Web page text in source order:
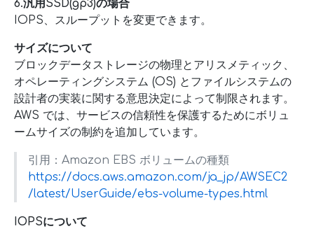
6.汎用SSD(gp3)の場合
IOPS、スループットを変更できます。
サイズについて
ブロックデータストレージの物理とアリスメティック、
オペレーティングシステム (OS) とファイルシステムの
設計者の実装に関する意思決定によって制限されます。
AWS では、サービスの信頼性を保護するためにボリュ
ームサイズの制約を追加しています。
引用：Amazon EBS ボリュームの種類
https://docs.aws.amazon.com/ja_jp/AWSEC2
/latest/UserGuide/ebs-volume-types.html
IOPSについて